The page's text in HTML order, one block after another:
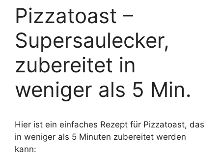
Pizzatoast –
Supersaulecker,
zubereitet in
weniger als 5 Min.
Hier ist ein einfaches Rezept für Pizzatoast, das
in weniger als 5 Minuten zubereitet werden
kann: